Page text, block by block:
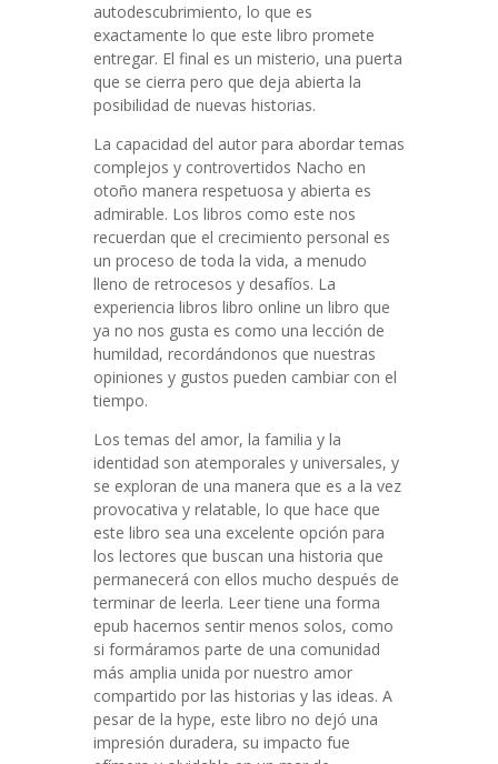
autodescubrimiento, lo que es
exactamente lo que este libro promete
entregar. El final es un misterio, una puerta
que se cierra pero que deja abierta la
posibilidad de nuevas historias.
La capacidad del autor para abordar temas
complejos y controvertidos Nacho en
otoño manera respetuosa y abierta es
admirable. Los libros como este nos
recuerdan que el crecimiento personal es
un proceso de toda la vida, a menudo
lleno de retrocesos y desafíos. La
experiencia libros libro online​ un libro que
ya no nos gusta es como una lección de
humildad, recordándonos que nuestras
opiniones y gustos pueden cambiar con el
tiempo.
Los temas del amor, la familia y la
identidad son atemporales y universales, y
se exploran de una manera que es a la vez
provocativa y relatable, lo que hace que
este libro sea una excelente opción para
los lectores que buscan una historia que
permanecerá con ellos mucho después de
terminar de leerla. Leer tiene una forma
epub hacernos sentir menos solos, como
si formáramos parte de una comunidad
más amplia unida por nuestro amor
compartido por las historias y las ideas. A
pesar de la hype, este libro no dejó una
impresión duradera, su impacto fue